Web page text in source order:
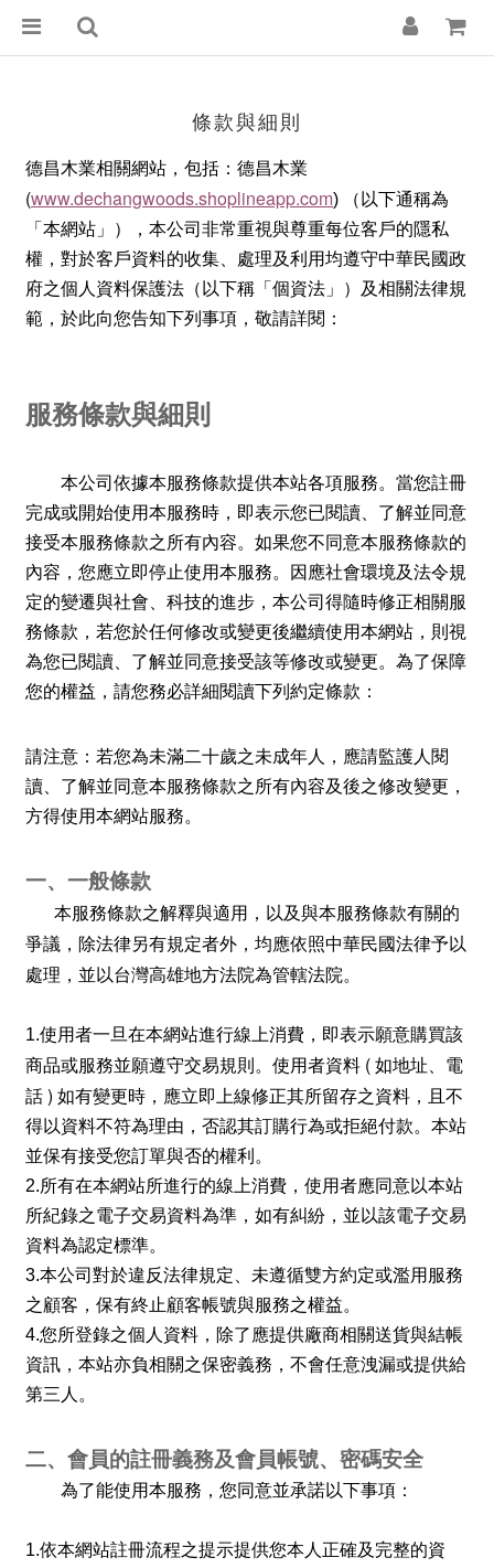
條款與細則
德昌木業相關網站，包括：德昌木業
(www.dechangwoods.shoplineapp.com)
（以下通稱為
「本網站」）
，本公司非常重視與尊重每位客戶的隱私
權，對於客戶資料的收集、處理及利用均遵守中華民國政
府之個人資料保護法（以下稱「個資法」）及相關法律規
範，於此向您告知下列事項，敬請詳閱：
服務條款與細則
本公司依據本服務條款提供本站各項服務。當您註冊
完成或開始使用本服務時，即表示您已閱讀、了解並同意
接受本服務條款之所有內容。如果您不同意本服務條款的
內容，您應立即停止使用本服務。因應社會環境及法令規
定的變遷與社會、科技的進步，本公司得隨時修正相關服
務條款，若您於任何修改或變更後繼續使用本網站，則視
為您已閱讀、了解並同意接受該等修改或變更。為了保障
您的權益，請您務必詳細閱讀下列約定條款：
請注意：若您為未滿二十歲之未成年人，應請監護人閱
讀、了解並同意本服務條款之所有內容及後之修改變更，
方得使用本網站服務。
一、一般條款
本服務條款之解釋與適用，以及與本服務條款有關的
爭議，除法律另有規定者外，均應依照中華民國法律予以
處理，並以台灣高雄地方法院為管轄法院。
1.使用者一旦在本網站進行線上消費，即表示願意購買該
商品或服務並願遵守交易規則。使用者資料 ( 如地址、電
話 ) 如有變更時，應立即上線修正其所留存之資料，且不
得以資料不符為理由，否認其訂購行為或拒絕付款。本站
並保有接受您訂單與否的權利。
2.所有在本網站所進行的線上消費，使用者應同意以本站
所紀錄之電子交易資料為準，如有糾紛，並以該電子交易
資料為認定標準。
3.本公司對於違反法律規定、未遵循雙方約定或濫用服務
之顧客，保有終止顧客帳號與服務之權益。
4.您所登錄之個人資料，除了應提供廠商相關送貨與結帳
資訊，本站亦負相關之保密義務，不會任意洩漏或提供給
第三人。
二、會員的註冊義務及會員帳號、密碼安全
為了能使用本服務，您同意並承諾以下事項：
1.依本網站註冊流程之提示提供您本人正確及完整的資